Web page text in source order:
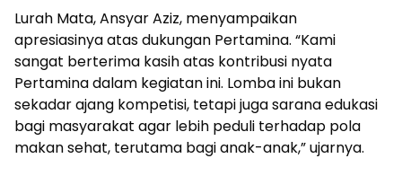
Lurah Mata, Ansyar Aziz, menyampaikan
apresiasinya atas dukungan Pertamina. “Kami
sangat berterima kasih atas kontribusi nyata
Pertamina dalam kegiatan ini. Lomba ini bukan
sekadar ajang kompetisi, tetapi juga sarana edukasi
bagi masyarakat agar lebih peduli terhadap pola
makan sehat, terutama bagi anak-anak,” ujarnya.